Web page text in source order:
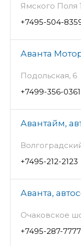
Ямского Поля
+7495-504-
Аванта
Подольская, 6
+7499-356-0361
Авантайм,
+7495-212-2123
Аванта,
Очаковское
+7495-287-7777